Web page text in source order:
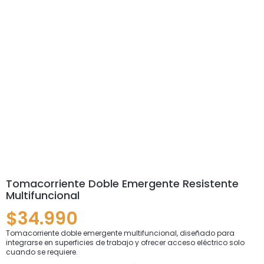
Tomacorriente Doble Emergente Resistente
Multifuncional
$34.990
Tomacorriente doble emergente multifuncional, diseñado para
integrarse en superficies de trabajo y ofrecer acceso eléctrico solo
cuando se requiere.